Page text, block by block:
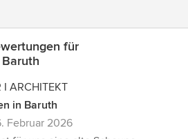
für
I ARCHITEKT
in Baruth
Februar 2026